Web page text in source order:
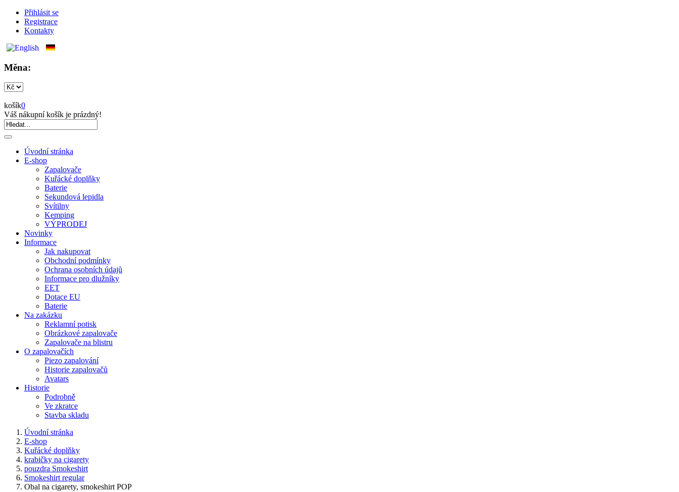
Přihlásit se
Registrace
Kontakty
Měna:
košík0
Váš nákupní košík je prázdný!
Úvodní stránka
E-shop
Zapalovače
Kuřácké doplňky
Baterie
Sekundová lepidla
Svítilny
Kemping
VÝPRODEJ
Novinky
Informace
Jak nakupovat
Obchodní podmínky
Ochrana osobních údajů
Informace pro dlužníky
EET
Dotace EU
Baterie
Na zakázku
Reklamní potisk
Obrázkové zapalovače
Zapalovače na blistru
O zapalovačích
Piezo zapalování
Historie zapalovačů
Avatars
Historie
Podrobně
Ve zkratce
Stavba skladu
Úvodní stránka
E-shop
Kuřácké doplňky
krabičky na cigarety
pouzdra Smokeshirt
Smokeshirt regular
Obal na cigarety, smokeshirt POP